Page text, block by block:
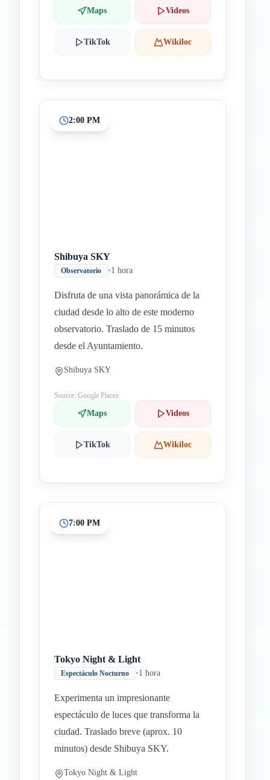
Maps Videos
TikTok Wikiloc
2:00 PM
Shibuya SKY
Observatorio •1 hora
Disfruta de una vista panorámica de la
ciudad desde lo alto de este moderno
observatorio. Traslado de 15 minutos
desde el Ayuntamiento.
Shibuya SKY
Source: Google Places
Maps Videos
TikTok Wikiloc
7:00 PM
Tokyo Night & Light
Espectáculo Nocturno •1 hora
Experimenta un impresionante
espectáculo de luces que transforma la
ciudad. Traslado breve (aprox. 10
minutos) desde Shibuya SKY.
Tokyo Night & Light